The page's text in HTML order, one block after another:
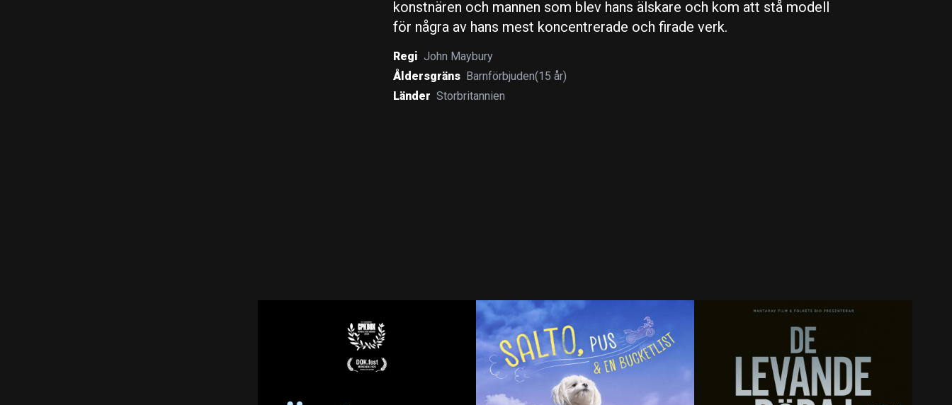
konstnären och mannen som blev hans älskare och kom att stå modell
för några av hans mest koncentrerade och firade verk.
Regi John Maybury
Åldersgräns Barnförbjuden(15 år)
Länder Storbritannien